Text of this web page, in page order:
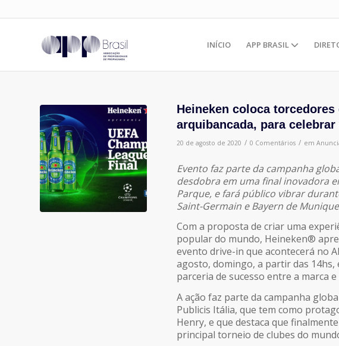
INÍCIO APP BRASIL
Heineken coloca
arquibancada, para celebrar
20 de agosto de 2020 / 0 Comentários / em
Evento faz parte da campanha
desdobra em uma final inovadora
Parque, e fará público vibrar
Saint-Germain e Bayern de
Com a proposta de criar uma
popular do mundo, Heineken®️
evento drive-in que acontecerá no
agosto, domingo, a partir das 14hs,
parceria de sucesso entre a marca
A ação faz parte da campanha
Publicis Itália, que tem como
Henry, e que destaca que
principal torneio de clubes do